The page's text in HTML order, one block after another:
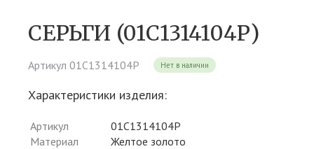
СЕРЬГИ (01С1314104Р)
Артикул 01С1314104Р Нет в наличии
Характеристики изделия:
Артикул
01С1314104Р
Материал
Желтое золото